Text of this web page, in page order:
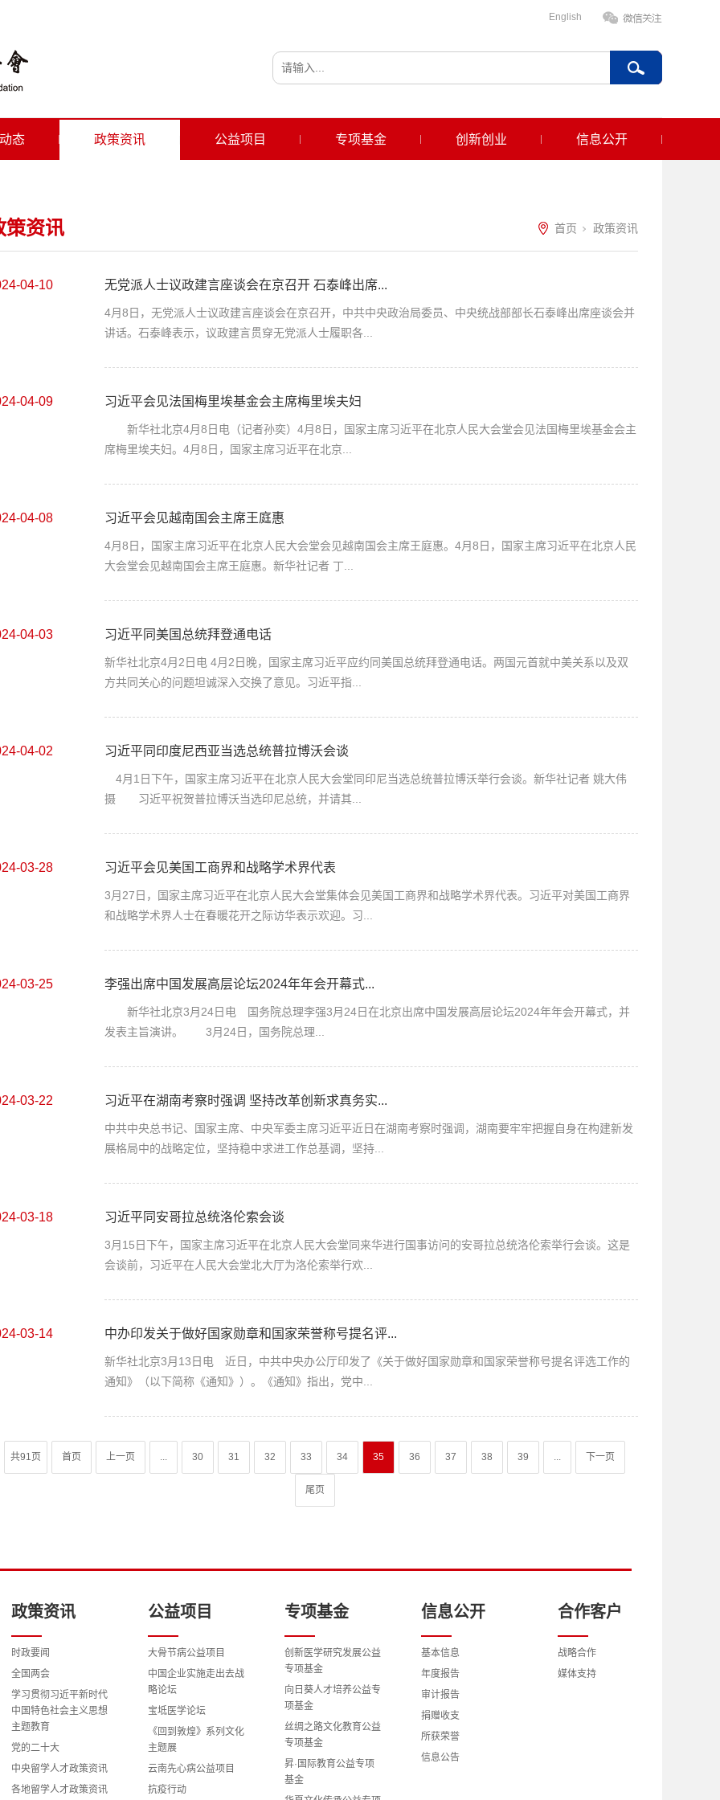
English
态 政策资讯 公益项目 专项基金 创新创业 信息公开
策资讯 首页 政策资讯
04-10 无党派人士议政建言座谈会在京召开 石泰峰出席...
4月8日，无党派人士议政建言座谈会在京召开，中共中央政治局委员、中央统战部部长石泰峰出席座谈会并
讲话。石泰峰表示，议政建言贯穿无党派人士履职各...
04-09 习近平会见法国梅里埃基金会主席梅里埃夫妇
新华社北京4月8日电（记者孙奕）4月8日，国家主席习近平在北京人民大会堂会见法国梅里埃基金会主
席梅里埃夫妇。4月8日，国家主席习近平在北京...
04-08 习近平会见越南国会主席王庭惠
4月8日，国家主席习近平在北京人民大会堂会见越南国会主席王庭惠。4月8日，国家主席习近平在北京人民
大会堂会见越南国会主席王庭惠。新华社记者 丁...
04-03 习近平同美国总统拜登通电话
新华社北京4月2日电 4月2日晚，国家主席习近平应约同美国总统拜登通电话。两国元首就中美关系以及双
方共同关心的问题坦诚深入交换了意见。习近平指...
04-02 习近平同印度尼西亚当选总统普拉博沃会谈
4月1日下午，国家主席习近平在北京人民大会堂同印尼当选总统普拉博沃举行会谈。新华社记者 姚大伟
摄 习近平祝贺普拉博沃当选印尼总统，并请其...
03-28 习近平会见美国工商界和战略学术界代表
3月27日，国家主席习近平在北京人民大会堂集体会见美国工商界和战略学术界代表。习近平对美国工商界
和战略学术界人士在春暖花开之际访华表示欢迎。习...
03-25 李强出席中国发展高层论坛2024年年会开幕式...
新华社北京3月24日电 国务院总理李强3月24日在北京出席中国发展高层论坛2024年年会开幕式，并
发表主旨演讲。 3月24日，国务院总理...
03-22 习近平在湖南考察时强调 坚持改革创新求真务实...
中共中央总书记、国家主席、中央军委主席习近平近日在湖南考察时强调，湖南要牢牢把握自身在构建新发
展格局中的战略定位，坚持稳中求进工作总基调，坚持...
03-18 习近平同安哥拉总统洛伦索会谈
3月15日下午，国家主席习近平在北京人民大会堂同来华进行国事访问的安哥拉总统洛伦索举行会谈。这是
会谈前，习近平在人民大会堂北大厅为洛伦索举行欢...
03-14 中办印发关于做好国家勋章和国家荣誉称号提名评...
新华社北京3月13日电 近日，中共中央办公厅印发了《关于做好国家勋章和国家荣誉称号提名评选工作的
通知》（以下简称《通知》）。《通知》指出，党中...
共91页 首页 上一页 ... 30 31 32 33 34 35 36 37 38 39 ... 下一页
尾页
政策资讯
时政要闻
全国两会
学习贯彻习近平新时代
中国特色社会主义思想
主题教育
党的二十大
中央留学人才政策资讯
各地留学人才政策资讯
公益项目
大骨节病公益项目
中国企业实施走出去战
略论坛
宝坻医学论坛
《回到敦煌》系列文化
主题展
云南先心病公益项目
抗疫行动
专项基金
创新医学研究发展公益
专项基金
向日葵人才培养公益专
项基金
丝绸之路文化教育公益
专项基金
昇·国际教育公益专项
基金
信息公开
基本信息
年度报告
审计报告
捐赠收支
所获荣誉
信息公告
合作客户
战略合作
媒体支持